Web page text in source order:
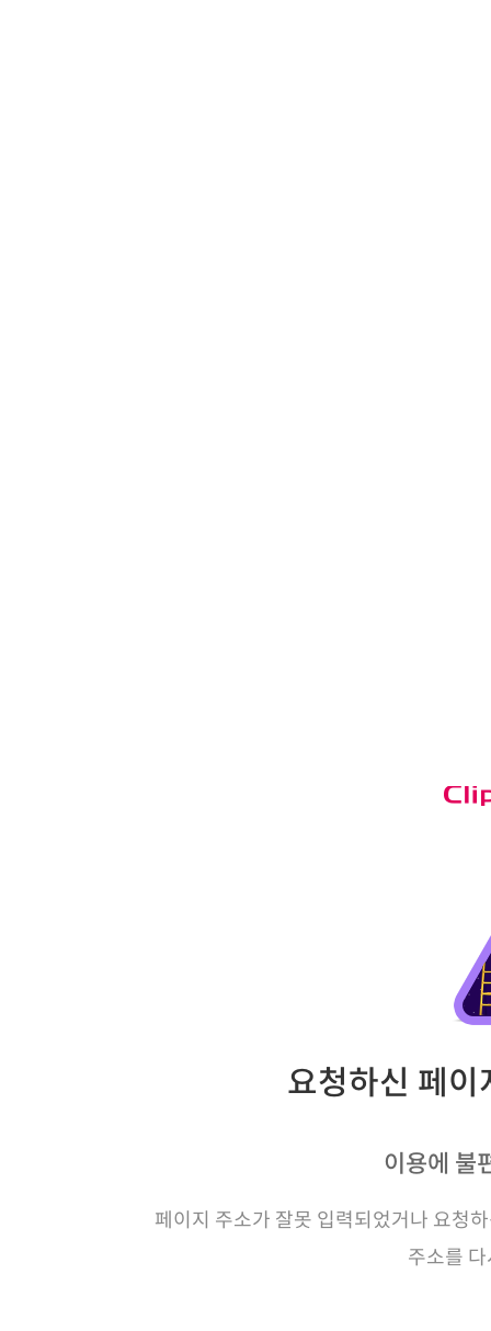
요청하신 페
이용에 불
페이지 주소가 잘못 입력되었거나 요청
주소를